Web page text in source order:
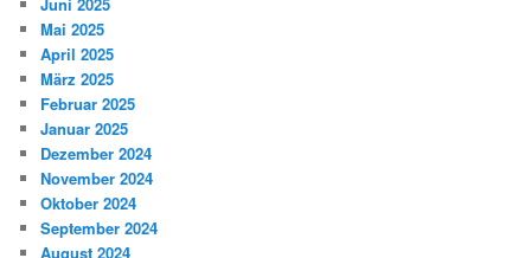
Mai 2025
April 2025
März 2025
Februar 2025
Januar 2025
Dezember 2024
November 2024
Oktober 2024
September 2024
August 2024